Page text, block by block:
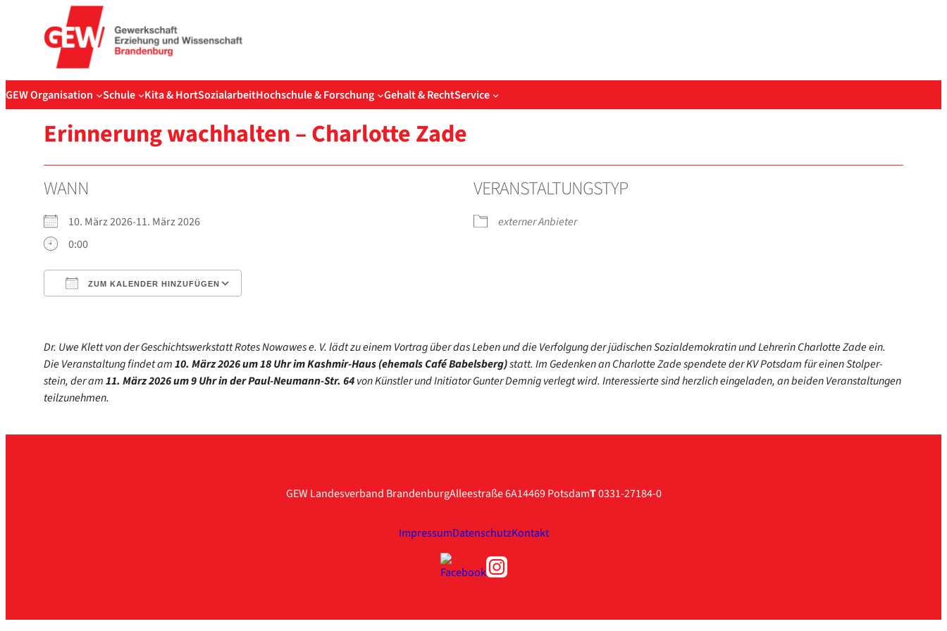
springen
GEW Organisation Schule Kita & HortSozialarbeitHochschule & Forschung Gehalt & RechtService
Erin­ne­rung wach­hal­ten – Char­lot­te Zade
WANN
10. März 2026-11. März 2026
0:00
ZUM KALENDER HINZUFÜGEN
VER­AN­STAL­TUNGS­TYP
exter­ner Anbie­ter
Dr. Uwe Klett von der Geschichts­werk­statt Rotes Nowa­wes e. V. lädt zu einem Vor­trag über das Leben und die Ver­fol­gung der jüdi­schen Sozi­al­de­mo­kra­tin und Leh­re­rin Char­lot­te Zade ein.
Die Ver­an­stal­tung fin­det am10. März 2026 um 18 Uhr im Kashmir-Haus (ehe­mals Café Babels­berg)statt. Im Geden­ken an Char­lot­te Zade spen­de­te der KV Pots­dam für einen Stol­per­
stein, der am11. März 2026 um 9 Uhr in der Paul-Neumann-Str. 64von Künst­ler und Initia­tor Gun­ter Dem­nig ver­legt wird. Inter­es­sier­te sind herz­lich ein­ge­la­den, an bei­den Ver­an­stal­tun­gen
teil­zu­neh­men.
GEW Landesverband BrandenburgAlleestraße 6A14469 PotsdamT0331-27184-0
ImpressumDatenschutzKontakt